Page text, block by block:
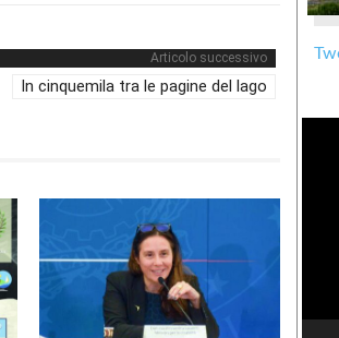
Articolo successivo
In cinquemila tra le pagine del lago